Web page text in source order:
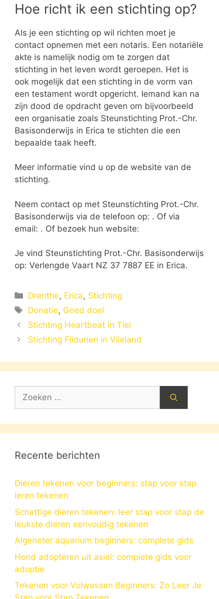
Hoe richt ik een stichting op?
Als je een stichting op wil richten moet je
contact opnemen met een notaris. Een notariële
akte is namelijk nodig om te zorgen dat
stichting in het leven wordt geroepen. Het is
ook mogelijk dat een stichting in de vorm van
een testament wordt opgericht. Iemand kan na
zijn dood de opdracht geven om bijvoorbeeld
een organisatie zoals Steunstichting Prot.-Chr.
Basisonderwijs in Erica te stichten die een
bepaalde taak heeft.
Meer informatie vind u op de website van de
stichting.
Neem contact op met Steunstichting Prot.-Chr.
Basisonderwijs via de telefoon op: . Of via
email: . Of bezoek hun website:
Je vind Steunstichting Prot.-Chr. Basisonderwijs
op: Verlengde Vaart NZ 37 7887 EE in Erica.
Categorieën
Drenthe, Erica, Stichting
Tags
Donatie, Goed doel
Stichting Heartbeat in Tiel
Stichting Flidunen in Vlieland
Zoek
Recente berichten
Dieren tekenen voor beginners: stap voor stap
leren tekenen
Schattige dieren tekenen: leer stap voor stap de
leukste dieren eenvoudig tekenen
Algeneter aquarium beginners: complete gids
Hond adopteren uit asiel: complete gids voor
adoptie
Tekenen voor Volwassen Beginners: Zo Leer Je